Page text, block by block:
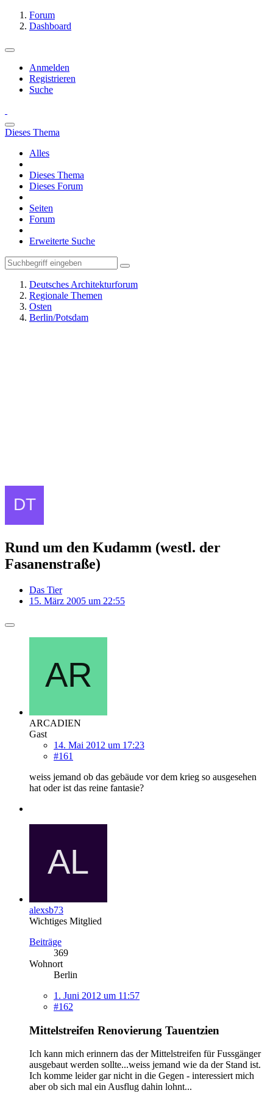
Forum
Dashboard
Anmelden
Registrieren
Suche
Dieses Thema
Alles
Dieses Thema
Dieses Forum
Seiten
Forum
Erweiterte Suche
Deutsches Architekturforum
Regionale Themen
Osten
Berlin/Potsdam
Rund um den Kudamm (westl. der
Fasanenstraße)
Das Tier
15. März 2005 um 22:55
ARCADIEN
Gast
14. Mai 2012 um 17:23
#161
weiss jemand ob das gebäude vor dem krieg so ausgesehen
hat oder ist das reine fantasie?
alexsb73
Wichtiges Mitglied
Beiträge
369
Wohnort
Berlin
1. Juni 2012 um 11:57
#162
Mittelstreifen Renovierung Tauentzien
Ich kann mich erinnern das der Mittelstreifen für Fussgänger
ausgebaut werden sollte...weiss jemand wie da der Stand ist.
Ich komme leider gar nicht in die Gegen - interessiert mich
aber ob sich mal ein Ausflug dahin lohnt...